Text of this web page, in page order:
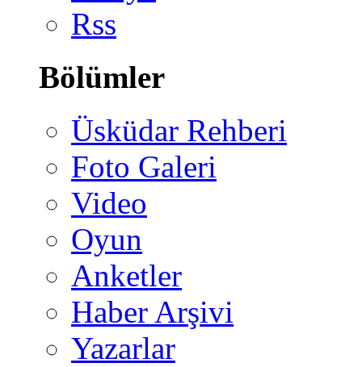
Rss
Bölümler
Üsküdar Rehberi
Foto Galeri
Video
Oyun
Anketler
Haber Arşivi
Yazarlar